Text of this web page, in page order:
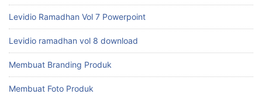
Levidio Ramadhan Vol 7 Powerpoint
Levidio ramadhan vol 8 download
Membuat Branding Produk
Membuat Foto Produk